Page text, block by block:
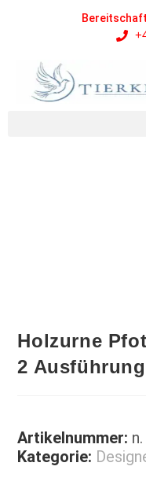
Holzurne
2
Artikelnummer:
Kategorie: